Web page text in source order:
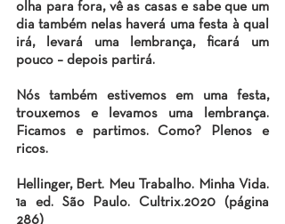
olha para fora, vê as casas e sabe que um
dia também nelas haverá uma festa à qual
irá, levará uma lembrança, ficará um
pouco – depois partirá.
Nós também estivemos em uma festa,
trouxemos e levamos uma lembrança.
Ficamos e partimos. Como? Plenos e
ricos.
Hellinger, Bert. Meu Trabalho. Minha Vida.
1a ed. São Paulo. Cultrix.2020 (página
286)